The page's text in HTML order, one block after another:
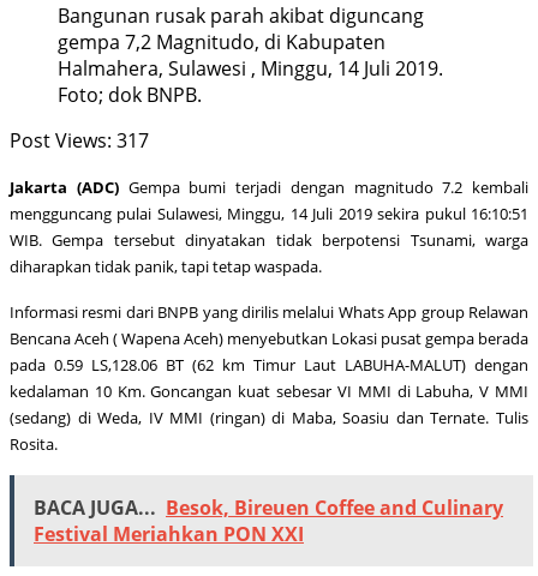
Bangunan rusak parah akibat diguncang
gempa 7,2 Magnitudo, di Kabupaten
Halmahera, Sulawesi , Minggu, 14 Juli 2019.
Foto; dok BNPB.
Post Views: 317
Jakarta (ADC)Gempa bumi terjadi dengan magnitudo 7.2 kembali
mengguncang pulai Sulawesi, Minggu, 14 Juli 2019 sekira pukul 16:10:51
WIB. Gempa tersebut dinyatakan tidak berpotensi Tsunami, warga
diharapkan tidak panik, tapi tetap waspada.
Informasi resmi dari BNPB yang dirilis melalui Whats App group Relawan
Bencana Aceh ( Wapena Aceh) menyebutkan Lokasi pusat gempa berada
pada 0.59 LS,128.06 BT (62 km Timur Laut LABUHA-MALUT) dengan
kedalaman 10 Km. Goncangan kuat sebesar VI MMI di Labuha, V MMI
(sedang) di Weda, IV MMI (ringan) di Maba, Soasiu dan Ternate. Tulis
Rosita.
BACA JUGA... Besok, Bireuen Coffee and Culinary
Festival Meriahkan PON XXI